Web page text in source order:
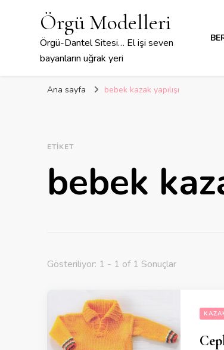
Örgü Modelleri
Örgü-Dantel Sitesi… El işi seven
bayanların uğrak yeri
Ana sayfa bebek kazak yapılışı
ETIKET
bebek
Gösteriliyor: 1 - 1 of 1 Sonuçlar